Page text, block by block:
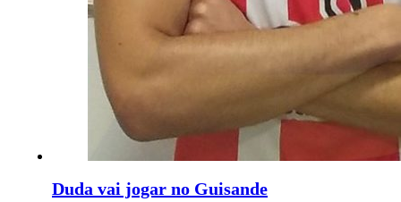
Duda vai jogar no Guisande